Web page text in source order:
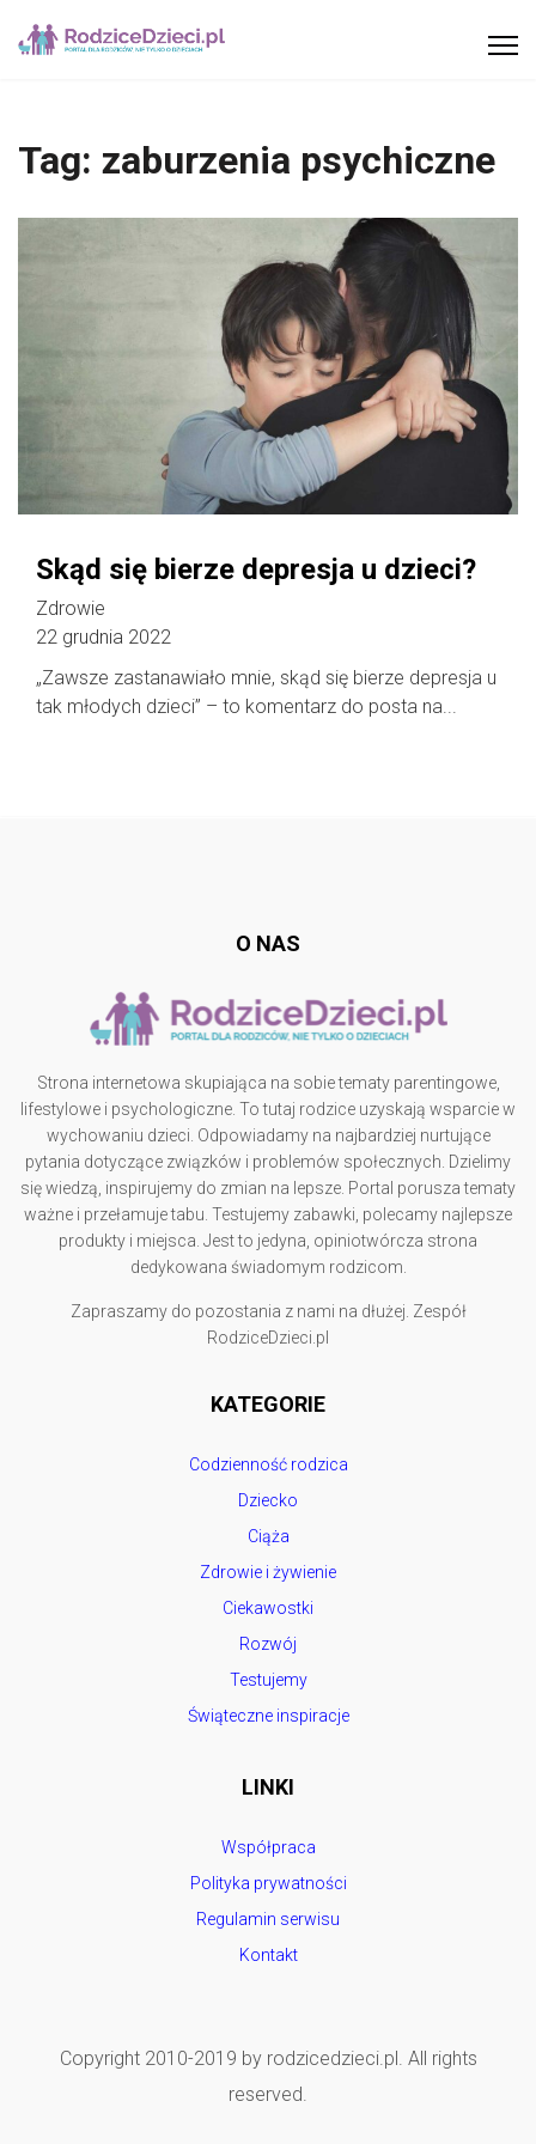
Tag: zaburzenia psychiczne
Skąd się bierze depresja u dzieci?
Zdrowie
22 grudnia 2022
„Zawsze zastanawiało mnie, skąd się bierze depresja u
tak młodych dzieci” – to komentarz do posta na...
O NAS
Strona internetowa skupiająca na sobie tematy parentingowe,
lifestylowe i psychologiczne. To tutaj rodzice uzyskają wsparcie w
wychowaniu dzieci. Odpowiadamy na najbardziej nurtujące
pytania dotyczące związków i problemów społecznych. Dzielimy
się wiedzą, inspirujemy do zmian na lepsze. Portal porusza tematy
ważne i przełamuje tabu. Testujemy zabawki, polecamy najlepsze
produkty i miejsca. Jest to jedyna, opiniotwórcza strona
dedykowana świadomym rodzicom.
Zapraszamy do pozostania z nami na dłużej. Zespół
RodziceDzieci.pl
KATEGORIE
Codzienność rodzica
Dziecko
Ciąża
Zdrowie i żywienie
Ciekawostki
Rozwój
Testujemy
Świąteczne inspiracje
LINKI
Współpraca
Polityka prywatności
Regulamin serwisu
Kontakt
Copyright 2010-2019 by rodzicedzieci.pl. All rights
reserved.